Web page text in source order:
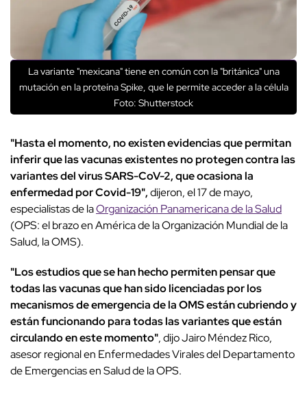
La variante "mexicana" tiene en común con la "británica" una
mutación en la proteína Spike, que le permite acceder a la célula
Foto: Shutterstock
"Hasta el momento, no existen evidencias que permitan
inferir que las vacunas existentes no protegen contra las
variantes del virus SARS-CoV-2, que ocasiona la
enfermedad por Covid-19",dijeron, el 17 de mayo,
especialistas de laOrganización Panamericana de la Salud
(OPS: el brazo en América de la Organización Mundial de la
Salud, la OMS).
"Los estudios que se han hecho permiten pensar que
todas las vacunas que han sido licenciadas por los
mecanismos de emergencia de la OMS están cubriendo y
están funcionando para todas las variantes que están
circulando en este momento", dijo Jairo Méndez Rico,
asesor regional en Enfermedades Virales del Departamento
de Emergencias en Salud de la OPS.